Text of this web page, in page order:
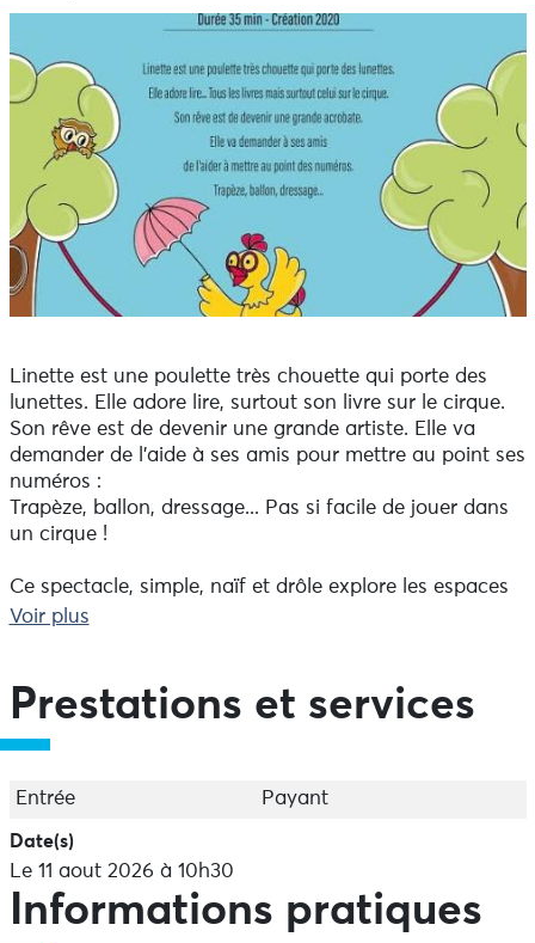
Linette est une poulette très chouette qui porte des
lunettes. Elle adore lire, surtout son livre sur le cirque.
Son rêve est de devenir une grande artiste. Elle va
demander de l’aide à ses amis pour mettre au point ses
numéros :
Trapèze, ballon, dressage... Pas si facile de jouer dans
un cirque !
Ce spectacle, simple, naïf et drôle explore les espaces
de jeux et d'imaginaire pour les tout-petits. L'espace
décors par les très jeunes enfants.
De 2 à 6 ans - Durée 35 min
Tarifs : 9 € par pers, 8 € à partir de 5 pers et 7 € pour
Réservation conseillée
Voir plus
Prestations et services
Entrée Payant
Date(s)
Le 11 aout 2026 à 10h30
Informations pratiques